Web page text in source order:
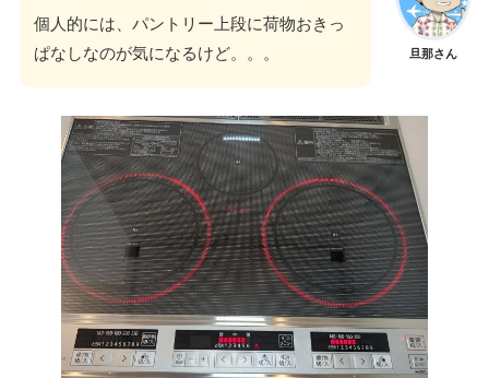
旦那さん
個人的には、パントリー上段に荷物おきっ
ぱなしなのが気になるけど。。。